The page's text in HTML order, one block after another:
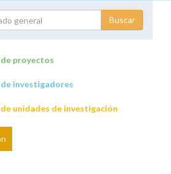
proyectos
investigadores
unidades de investigación